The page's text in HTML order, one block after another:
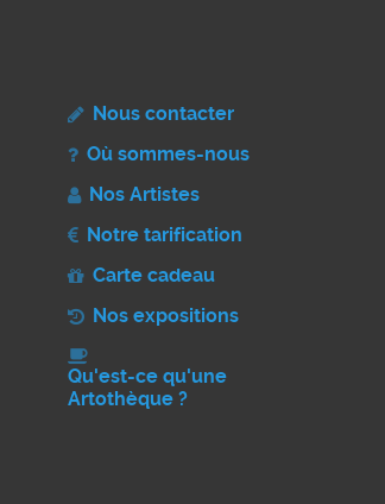
Nous contacter
Où sommes-nous
Nos Artistes
Notre tarification
Carte cadeau
Nos expositions
Qu'est-ce qu'une
Artothèque ?